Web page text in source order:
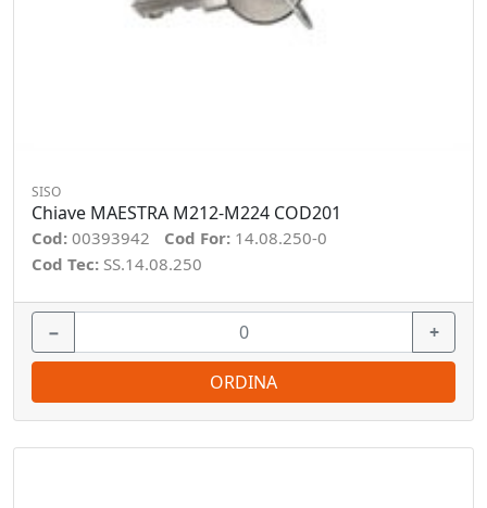
SISO
Chiave MAESTRA M212-M224 COD201
Cod: 00393942 Cod For: 14.08.250-0
Cod Tec: SS.14.08.250
− +
ORDINA